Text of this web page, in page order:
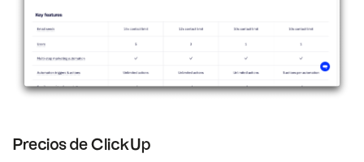
Precios de ClickUp